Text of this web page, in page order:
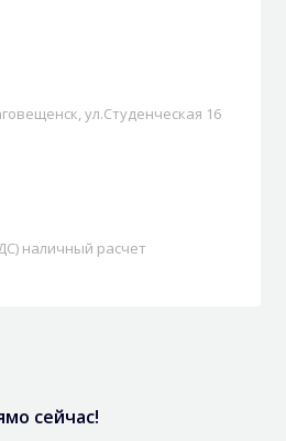
ул.Студенческая 16
наличный расчет
сейчас!